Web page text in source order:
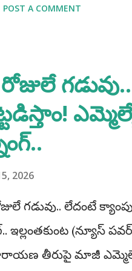
మంద అనిల్ కుమార్
చేశారు సదరు
నడుపుతూ విద్యార్థుల
మరియు
పడుతున్నా...
POST A COMMENT
2026
గడువు.. లేదంటే
ఇల్లంతకుంట (న్యూస్
తీరుపై మాజీ